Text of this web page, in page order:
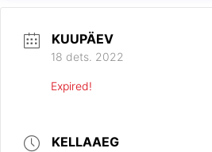
KUUPÄEV
18 dets. 2022
Expired!
KELLAAEG